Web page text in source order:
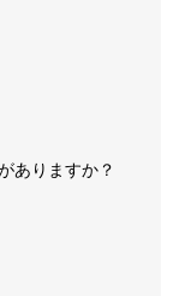
ありますか？